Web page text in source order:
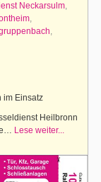
Neckarsulm,
,
,
im Einsatz
Heilbronn
Lese weiter...